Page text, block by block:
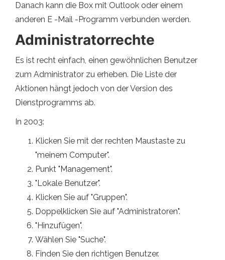
Danach kann die Box mit Outlook oder einem
anderen E -Mail -Programm verbunden werden.
Administratorrechte
Es ist recht einfach, einen gewöhnlichen Benutzer
zum Administrator zu erheben. Die Liste der
Aktionen hängt jedoch von der Version des
Dienstprogramms ab.
In 2003:
Klicken Sie mit der rechten Maustaste zu
"meinem Computer".
Punkt "Management".
"Lokale Benutzer".
Klicken Sie auf "Gruppen".
Doppelklicken Sie auf "Administratoren".
"Hinzufügen".
Wählen Sie "Suche".
Finden Sie den richtigen Benutzer.